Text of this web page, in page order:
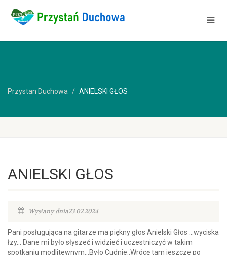
Przystan Duchowa ANIELSKI GŁOS
ANIELSKI GŁOS
Wysłany dnia23.02.2024
Pani posługująca na gitarze ma piękny głos Anielski Głos ...wyciska
łzy... Dane mi było słyszeć i widzieć i uczestniczyć w takim
spotkaniu modlitewnym...Było Cudnie..Wrócę tam jeszcze po